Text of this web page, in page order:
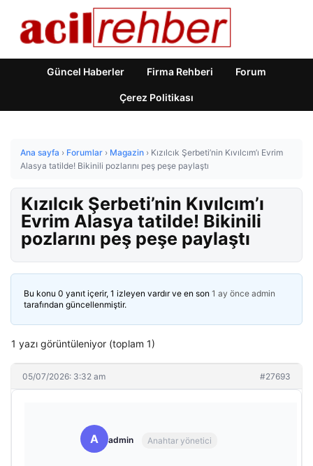
Güncel Haberler Firma Rehberi Forum
Çerez Politikası
Ana sayfa › Forumlar › Magazin › Kızılcık Şerbeti’nin Kıvılcım’ı Evrim
Alasya tatilde! Bikinili pozlarını peş peşe paylaştı
Kızılcık Şerbeti’nin Kıvılcım’ı
Evrim Alasya tatilde! Bikinili
pozlarını peş peşe paylaştı
Bu konu 0 yanıt içerir, 1 izleyen vardır ve en son 1 ay önce admin
tarafından güncellenmiştir.
1 yazı görüntüleniyor (toplam 1)
05/07/2026: 3:32 am #27693
A admin Anahtar yönetici